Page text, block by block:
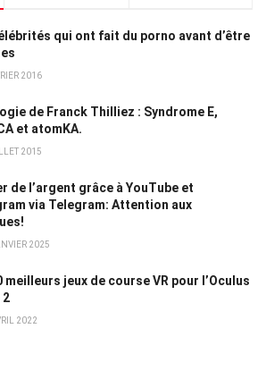
qui ont fait du porno avant d’être
2016
de Franck Thilliez : Syndrome E,
et atomKA.
2015
de l’argent grâce à YouTube et
via Telegram: Attention aux
2025
meilleurs jeux de course VR pour l’Oculus
2
2022